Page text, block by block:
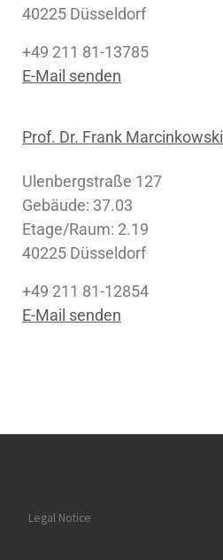
40225 Düsseldorf
+49 211 81-13785
E-Mail senden
Prof. Dr. Frank Marcinkowski
Ulenbergstraße 127
Gebäude: 37.03
Etage/Raum: 2.19
40225 Düsseldorf
+49 211 81-12854
E-Mail senden
Legal Notice